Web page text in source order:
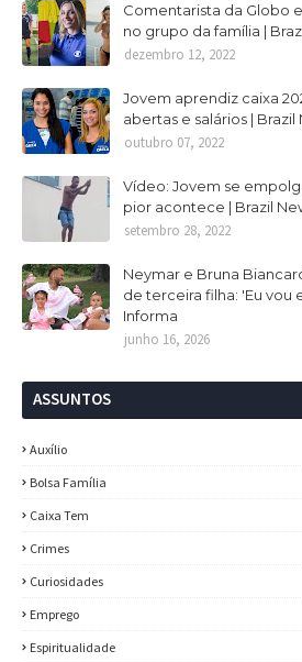
Comentarista da Globo
no grupo da família |
dezembro 12, 2022
Jovem aprendiz caixa
abertas e salários | Brazil
outubro 07, 2022
Vídeo: Jovem se
pior acontece | Brazil
setembro 28, 2022
Neymar e Bruna
de terceira filha: 'Eu vou
Informa
junho 16, 2026
ASSUNTOS
Auxílio
Bolsa Família
Caixa Tem
Crimes
Curiosidades
Emprego
Espiritualidade